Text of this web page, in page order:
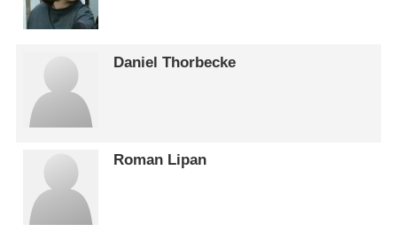
Daniel Thorbecke
Roman Lipan